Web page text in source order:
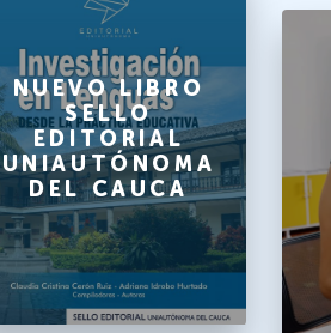
NUEVO LIBRO
SELLO
EDITORIAL
UNIAUTÓNOMA
DEL CAUCA